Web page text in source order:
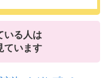
いる人は
ています